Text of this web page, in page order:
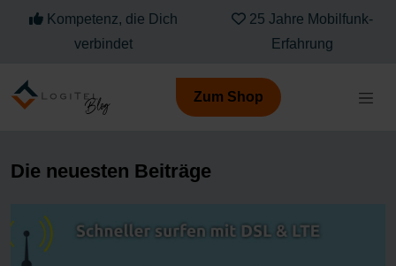
Kompetenz, die Dich
verbindet
25 Jahre Mobilfunk-
Erfahrung
Zum Shop
Die neuesten Beiträge